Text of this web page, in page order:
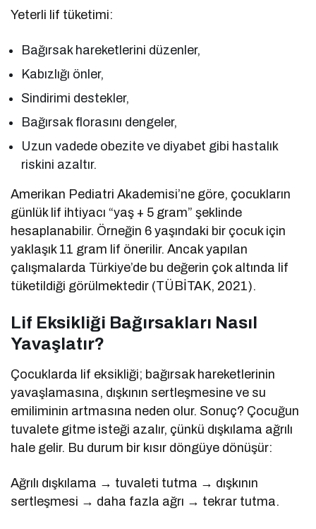
Yeterli lif tüketimi:
Bağırsak hareketlerini düzenler,
Kabızlığı önler,
Sindirimi destekler,
Bağırsak florasını dengeler,
Uzun vadede obezite ve diyabet gibi hastalık
riskini azaltır.
Amerikan Pediatri Akademisi’ne göre, çocukların
günlük lif ihtiyacı “yaş + 5 gram” şeklinde
hesaplanabilir. Örneğin 6 yaşındaki bir çocuk için
yaklaşık 11 gram lif önerilir. Ancak yapılan
çalışmalarda Türkiye’de bu değerin çok altında lif
tüketildiği görülmektedir (TÜBİTAK, 2021).
Lif Eksikliği Bağırsakları Nasıl
Yavaşlatır?
Çocuklarda lif eksikliği; bağırsak hareketlerinin
yavaşlamasına, dışkının sertleşmesine ve su
emiliminin artmasına neden olur. Sonuç? Çocuğun
tuvalete gitme isteği azalır, çünkü dışkılama ağrılı
hale gelir. Bu durum bir kısır döngüye dönüşür:
Ağrılı dışkılama → tuvaleti tutma → dışkının
sertleşmesi → daha fazla ağrı → tekrar tutma.